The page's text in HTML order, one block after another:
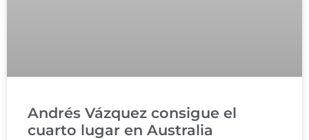
Andrés Vázquez consigue el
cuarto lugar en Australia